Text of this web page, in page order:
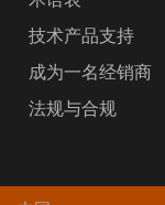
技术产品支持
成为一名经销商
法规与合规